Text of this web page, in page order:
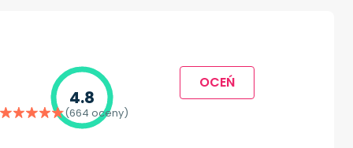
4.8
(664 oceny)
OCEŃ